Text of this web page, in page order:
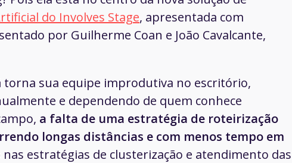
do Involves Stage, apresentada com
por Guilherme Coan e João Cavalcante,
torna sua equipe improdutiva no escritório,
e dependendo de quem conhece
a falta de uma estratégia de roteirização
longas distâncias e com menos tempo em
estratégias de clusterização e atendimento das